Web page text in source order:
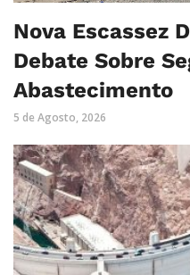
Nova Escassez
Debate Sobre
Abastecimento
5 de Agosto, 2026